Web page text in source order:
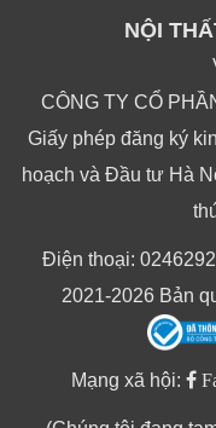
NỘI
CÔNG TY CỔ
Giấy phép đăng ký
hoạch và Đầu tư Hà
Điện thoại:
2021-2026 Bản
Mạng xã hội: